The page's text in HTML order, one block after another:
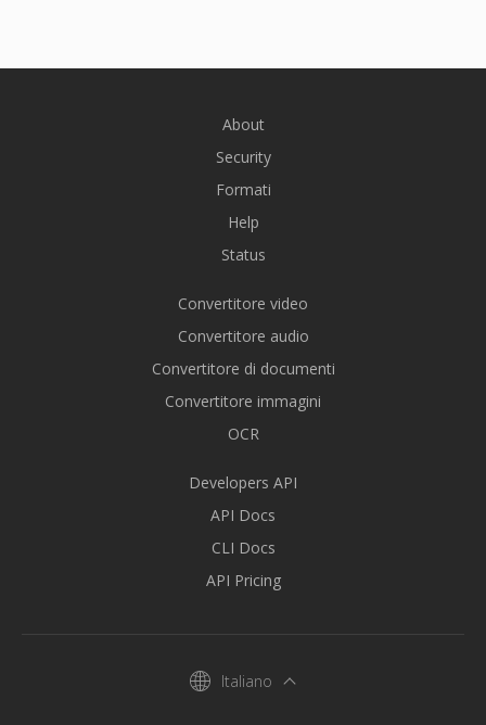
About
Security
Formati
Help
Status
Convertitore video
Convertitore audio
Convertitore di documenti
Convertitore immagini
OCR
Developers API
API Docs
CLI Docs
API Pricing
Italiano